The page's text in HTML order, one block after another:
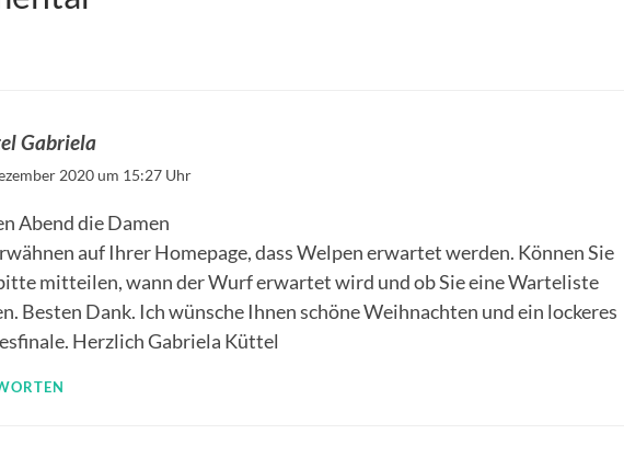
Gabriela
2020 um 15:27 Uhr
Abend die Damen
auf Ihrer Homepage, dass Welpen erwartet werden. Können Sie
mitteilen, wann der Wurf erwartet wird und ob Sie eine Warteliste
Besten Dank. Ich wünsche Ihnen schöne Weihnachten und ein lockeres
Herzlich Gabriela Küttel